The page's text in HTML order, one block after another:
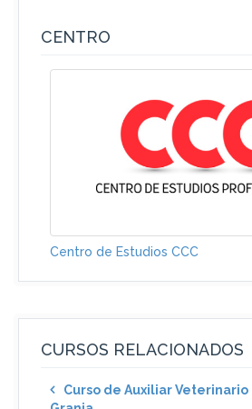
CENTRO
Centro de Estudios CCC
CURSOS RELACIONADOS
Curso de Auxiliar